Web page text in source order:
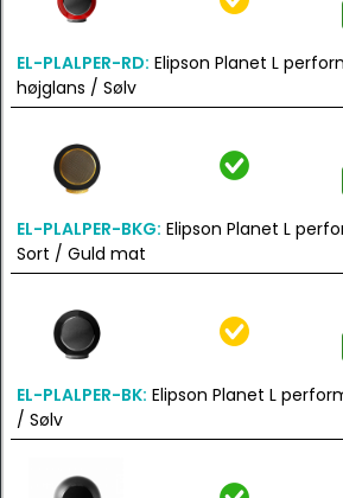
EL-PLALPER-RD: Elipson Planet L
højglans / Sølv
EL-PLALPER-BKG: Elipson Planet L
Sort / Guld mat
EL-PLALPER-BK: Elipson Planet L
/ Sølv